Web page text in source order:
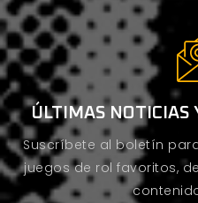
ÚLTIMAS NOTICIAS
Suscríbete al boletín
juegos de rol favoritos,